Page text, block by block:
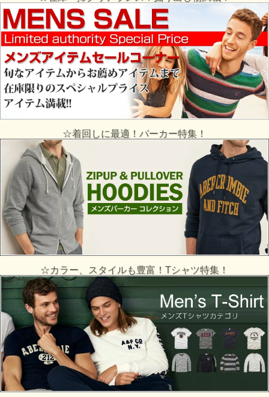
☆着回しに最適！パーカー特集！
☆カラー、スタイルも豊富！Tシャツ特集！